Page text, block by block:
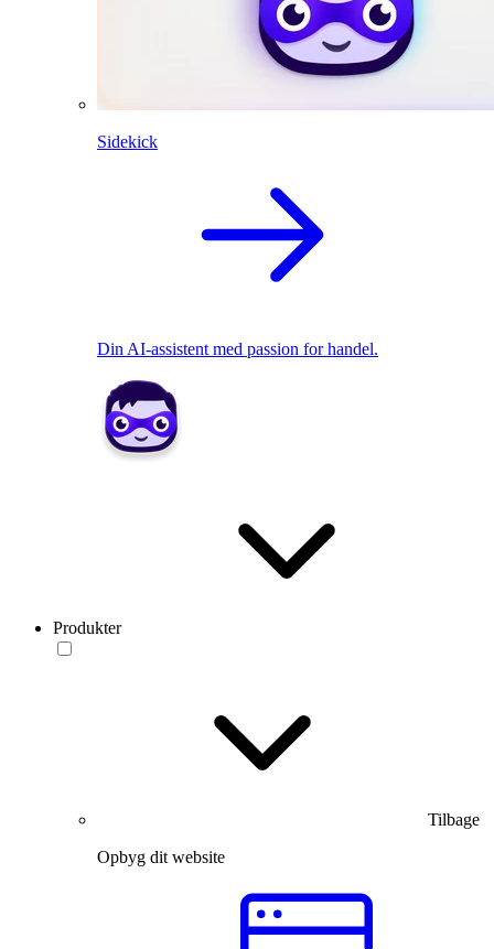
Sidekick
Din AI-assistent med passion for handel.
Produkter
Tilbage
Opbyg dit website